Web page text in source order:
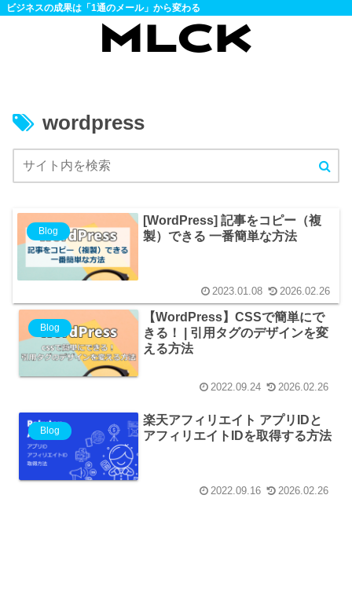
ビジネスの成果は「1通のメール」から変わる
wordpress
Blog
[WordPress] 記事をコピー（複
製）できる 一番簡単な方法
2023.01.08 2026.02.26
Blog
【WordPress】CSSで簡単にで
きる！ | 引用タグのデザインを変
える方法
2022.09.24 2026.02.26
Blog
楽天アフィリエイト アプリIDと
アフィリエイトIDを取得する方法
2022.09.16 2026.02.26